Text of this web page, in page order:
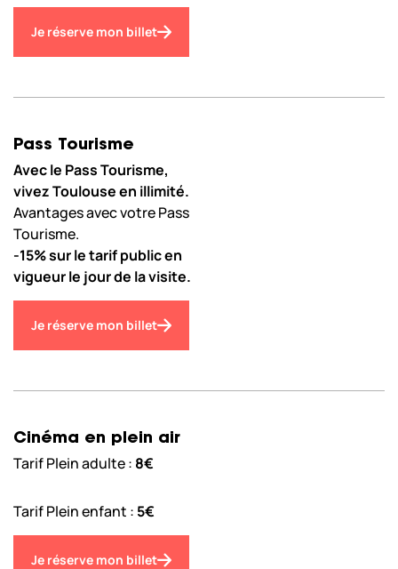
Je réserve mon billet
Pass Tourisme
Avec le Pass Tourisme,
vivez Toulouse en illimité.
Avantages avec votre Pass
Tourisme.
-15% sur le tarif public en
vigueur le jour de la visite.
Je réserve mon billet
Cinéma en plein air
Tarif Plein adulte : 8€
Tarif Plein enfant : 5€
Je réserve mon billet